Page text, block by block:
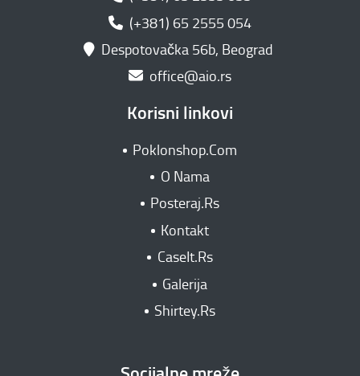
(+381) 65 2555 054
Despotovačka 56b, Beograd
office@aio.rs
Korisni linkovi
Poklonshop.Com
O Nama
Posteraj.Rs
Kontakt
CaseIt.Rs
Galerija
Shirtey.Rs